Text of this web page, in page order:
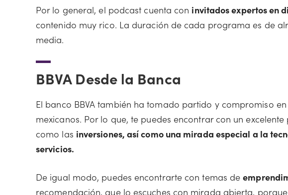
Por lo general, el podcast cuenta con invitados expertos en
contenido muy rico. La duración de cada programa es de
media.
BBVA Desde la Banca
El banco BBVA también ha tomado partido y compromiso
mexicanos. Por lo que, te puedes encontrar con un
como las inversiones, así como una mirada especial a la
servicios.
De igual modo, puedes encontrarte con temas de
recomendación, que lo escuches con mirada abierta,